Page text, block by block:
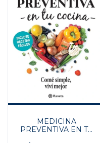
MEDICINA
PREVENTIVA EN TU